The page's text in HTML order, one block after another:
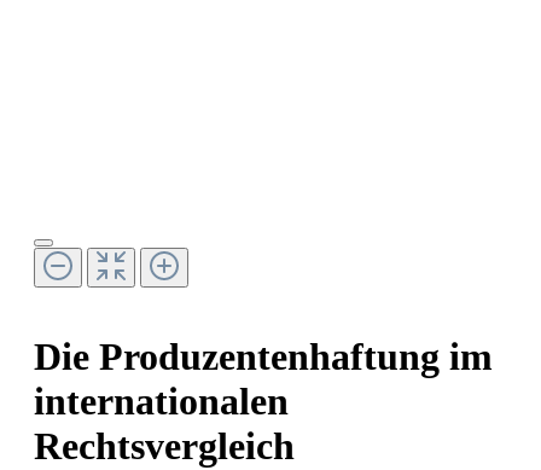
Die Produzentenhaftung im
internationalen
Rechtsvergleich